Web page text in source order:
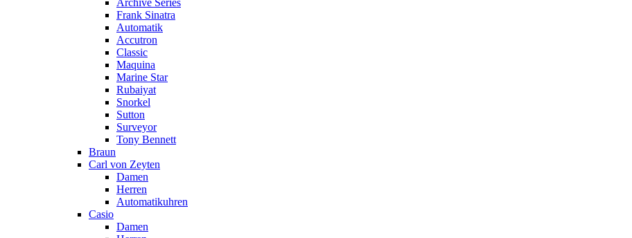
Archive Series
Frank Sinatra
Automatik
Accutron
Classic
Maquina
Marine Star
Rubaiyat
Snorkel
Sutton
Surveyor
Tony Bennett
Braun
Carl von Zeyten
Damen
Herren
Automatikuhren
Casio
Damen